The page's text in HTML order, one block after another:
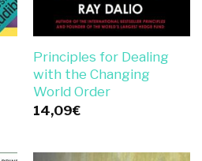
Principles for Dealing
with the Changing
World Order
14,09€